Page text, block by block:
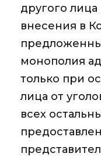
другого лица
внесения в
монополия
только при
лица от
всех